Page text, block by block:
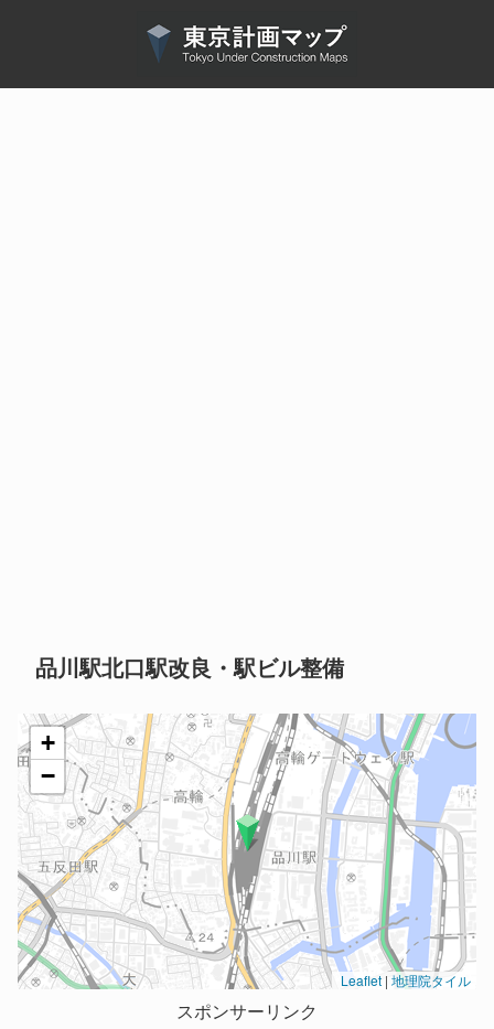
品川駅北口駅改良・駅ビル整備
+
−
Leaflet | 地理院タイル
スポンサーリンク